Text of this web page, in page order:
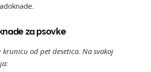
za psovke
od pet desetica. Na svakoj